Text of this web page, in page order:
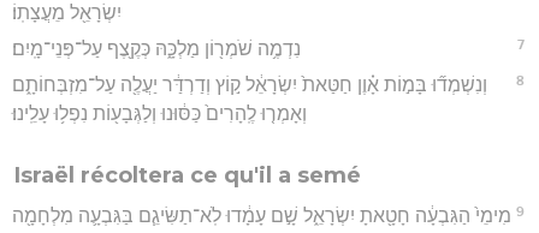
יִשְׂרָאֵ֖ל מֵעֲצָתֽוֹ׃
7 נִדְמֶ֥ה שֹׁמְר֖וֹן מַלְכָּ֑הּ כְּקֶ֖צֶף עַל־פְּנֵי־מָֽיִם׃
8
וְנִשְׁמְד֞וּ בָּמ֣וֹת אָ֗וֶן חַטַּאת֙ יִשְׂרָאֵ֔ל ק֣וֹץ וְדַרְדַּ֔ר יַעֲלֶ֖ה עַל־מִזְבְּחוֹתָ֑ם
וְאָמְר֤וּ לֶֽהָרִים֙ כַּסּ֔וּנוּ וְלַגְּבָע֖וֹת נִפְל֥וּ עָלֵֽינוּ׃
Israël récoltera ce qu'il a semé
9 מִימֵי֙ הַגִּבְעָ֔ה חָטָ֖אתָ יִשְׂרָאֵ֑ל שָׁ֣ם עָמָ֔דוּ לֹֽא־תַשִּׂיגֵ֧ם בַּגִּבְעָ֛ה מִלְחָמָ֖ה